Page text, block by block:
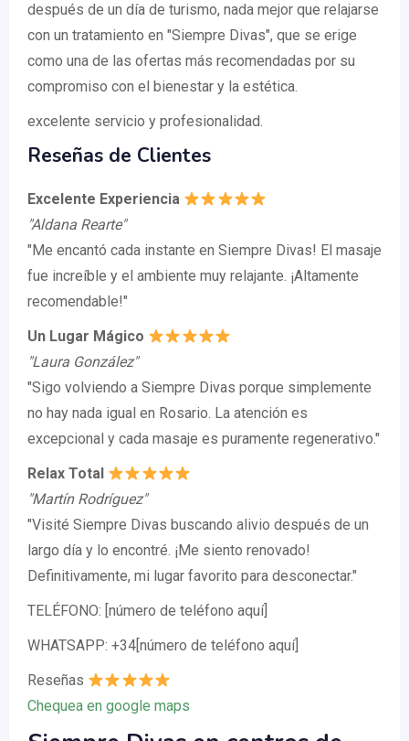
después de un día de turismo, nada mejor que relajarse
con un tratamiento en "Siempre Divas", que se erige
como una de las ofertas más recomendadas por su
compromiso con el bienestar y la estética.
excelente servicio y profesionalidad.
Reseñas de Clientes
Excelente Experiencia
"Aldana Rearte"
"Me encantó cada instante en Siempre Divas! El masaje
fue increíble y el ambiente muy relajante. ¡Altamente
recomendable!"
Un Lugar Mágico
"Laura González"
"Sigo volviendo a Siempre Divas porque simplemente
no hay nada igual en Rosario. La atención es
excepcional y cada masaje es puramente regenerativo."
Relax Total
"Martín Rodríguez"
"Visité Siempre Divas buscando alivio después de un
largo día y lo encontré. ¡Me siento renovado!
Definitivamente, mi lugar favorito para desconectar."
TELÉFONO: [número de teléfono aquí]
WHATSAPP: +34[número de teléfono aquí]
Reseñas
Chequea en google maps